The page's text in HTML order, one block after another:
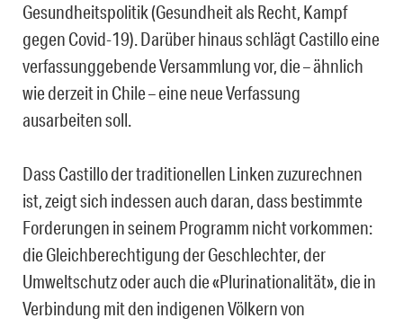
Gesundheitspolitik (Gesundheit als Recht, Kampf
gegen Covid-19). Darüber hinaus schlägt Castillo eine
verfassunggebende Versammlung vor, die – ähnlich
wie derzeit in Chile – eine neue Verfassung
ausarbeiten soll.
Dass Castillo der traditionellen Linken zuzurechnen
ist, zeigt sich indessen auch daran, dass bestimmte
Forderungen in seinem Programm nicht vorkommen:
die Gleichberechtigung der Geschlechter, der
Umweltschutz oder auch die «Plurinationalität», die in
Verbindung mit den indigenen Völkern von